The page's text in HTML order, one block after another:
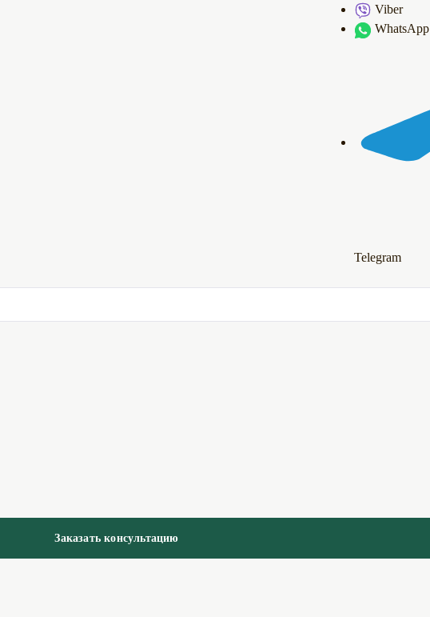
Viber
WhatsApp
Telegram
Заказать консультацию